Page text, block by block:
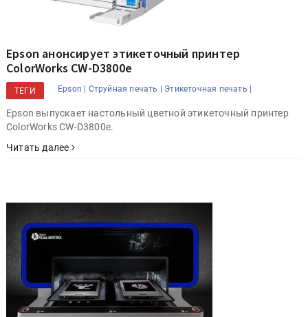
Epson анонсирует этикеточный принтер
ColorWorks CW-D3800e
ТЕГИ Epson | Струйная печать | Этикеточная печать |
Epson выпускает настольный цветной этикеточный принтер
ColorWorks CW-D3800e.
Читать далее